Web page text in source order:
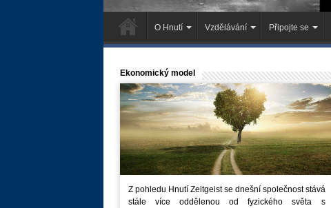
O Hnutí Vzdělávání Připojte se
Ekonomický model
Z pohledu Hnutí Zeitgeist se dnešní společnost stává
stále více oddělenou od fyzického světa s